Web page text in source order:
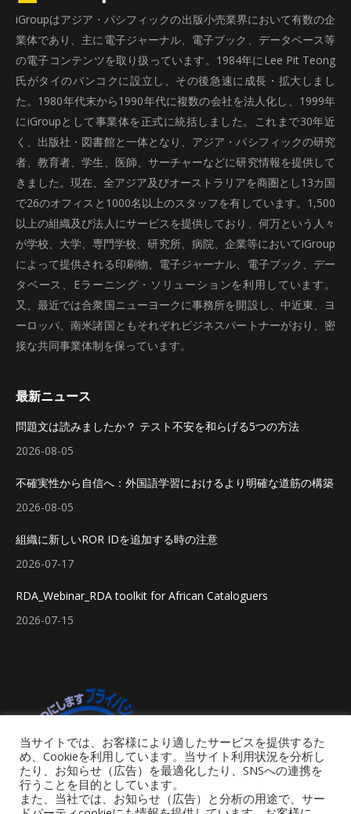
iGroupはアジア・パシフィックの出版小売業界において有数の企
業体であり、主に電子ジャーナル、電子ブック、データベース等
の電子コンテンツを取り扱っています。1984年にLee Pit Teong
氏がタイのバンコクに設立し、その後急速に成長・拡大しまし
た。1980年代末から1990年代に複数の会社を法人化し、1999年
にiGroupとして事業体を正式に統括しました。これまで30年近
く、出版社・図書館と一体となり、アジア・パシフィックの研究
者、教育者、学生、医師、サーチャーなどに研究情報を提供して
きました。現在、全アジア及びオーストラリアを商圏とし13カ国
で26のオフィスと1000名以上のスタッフを有しています。1,500
以上の組織及び法人にサービスを提供しており、何万という人々
が学校、大学、専門学校、研究所、病院、企業等においてiGroup
によって提供される印刷物、電子ジャーナル、電子ブック、デー
タベース、Eラーニング・ソリューションを利用しています。
又、最近では合衆国ニューヨークに事務所を開設し、中近東、ヨ
ーロッパ、南米諸国ともそれぞれビジネスパートナーがおり、密
接な共同事業体制を保っています。
最新ニュース
問題文は読みましたか？ テスト不安を和らげる5つの方法
2026-08-05
不確実性から自信へ：外国語学習におけるより明確な道筋の構築
2026-08-05
組織に新しいROR IDを追加する時の注意
2026-07-17
RDA_Webinar_RDA toolkit for African Cataloguers
2026-07-15
当サイトでは、お客様により適したサービスを提供するた
め、Cookieを利用しています。当サイト利用状況を分析し
たり、お知らせ（広告）を最適化したり、SNSへの連携を
行うことを目的としています。
また、当社では、お知らせ（広告）と分析の用途で、サー